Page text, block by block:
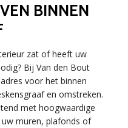
BINNEN
zat of heeft uw
Bij Van den Bout
voor het binnen
en omstreken.
met hoogwaardige
muren, plafonds of